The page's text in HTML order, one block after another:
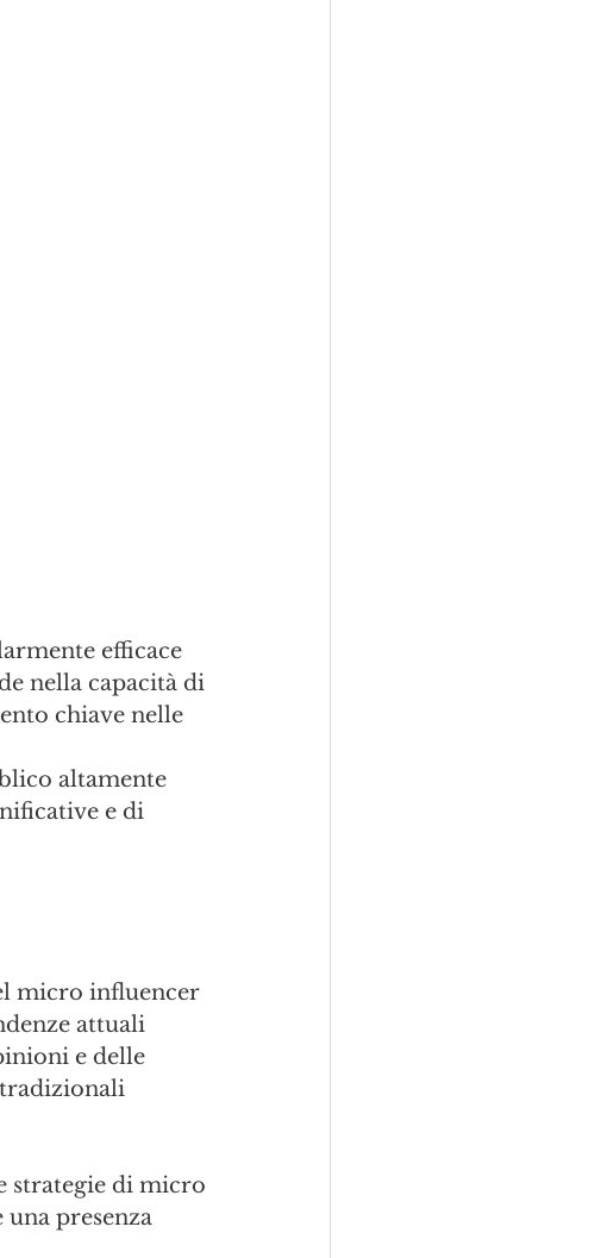
efficace
nella capacità di
chiave nelle
altamente
e di
micro influencer
attuali
e delle
strategie di micro
presenza